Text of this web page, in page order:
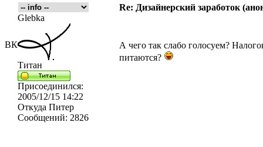
ВК
Re: Дизайнерский заработок
Glebka
Титан
Присоединился:
2005/12/15 14:22
Откуда Питер
Сообщений: 2826
А чего так слабо голосуем?
питаются?